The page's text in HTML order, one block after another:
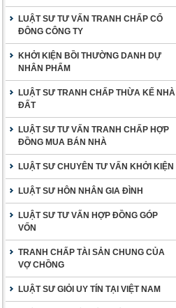
LUẬT SƯ TƯ VẤN TRANH CHẤP CỔ
ĐÔNG CÔNG TY
KHỞI KIỆN BỒI THƯỜNG DANH DỰ
NHÂN PHẨM
LUẬT SƯ TRANH CHẤP THỪA KẾ NHÀ
ĐẤT
LUẬT SƯ TƯ VẤN TRANH CHẤP HỢP
ĐỒNG MUA BÁN NHÀ
LUẬT SƯ CHUYÊN TƯ VẤN KHỞI KIỆN
LUẬT SƯ HÔN NHÂN GIA ĐÌNH
LUẬT SƯ TƯ VẤN HỢP ĐỒNG GÓP
VỐN
TRANH CHẤP TÀI SẢN CHUNG CỦA
VỢ CHỒNG
LUẬT SƯ GIỎI UY TÍN TẠI VIỆT NAM